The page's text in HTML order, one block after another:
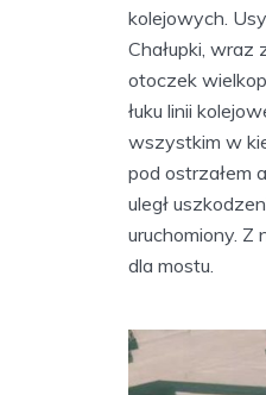
kolejowych.
Chałupki, wraz
otoczek
łuku linii
wszystkim w
pod ostrzałem
uległ
uruchomiony. Z
dla mostu.